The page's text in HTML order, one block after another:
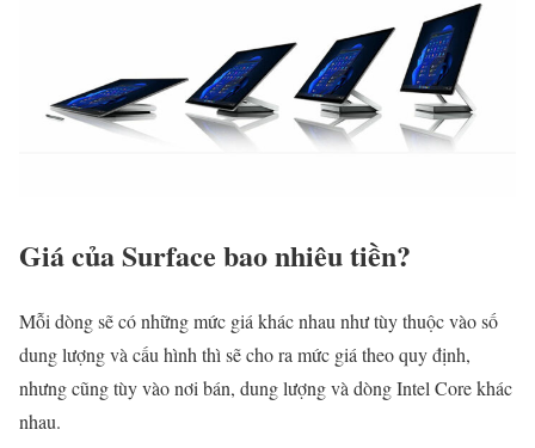
Giá của Surface bao nhiêu tiền?
Mỗi dòng sẽ có những mức giá khác nhau như tùy thuộc vào số
dung lượng và cấu hình thì sẽ cho ra mức giá theo quy định,
nhưng cũng tùy vào nơi bán, dung lượng và dòng Intel Core khác
nhau.